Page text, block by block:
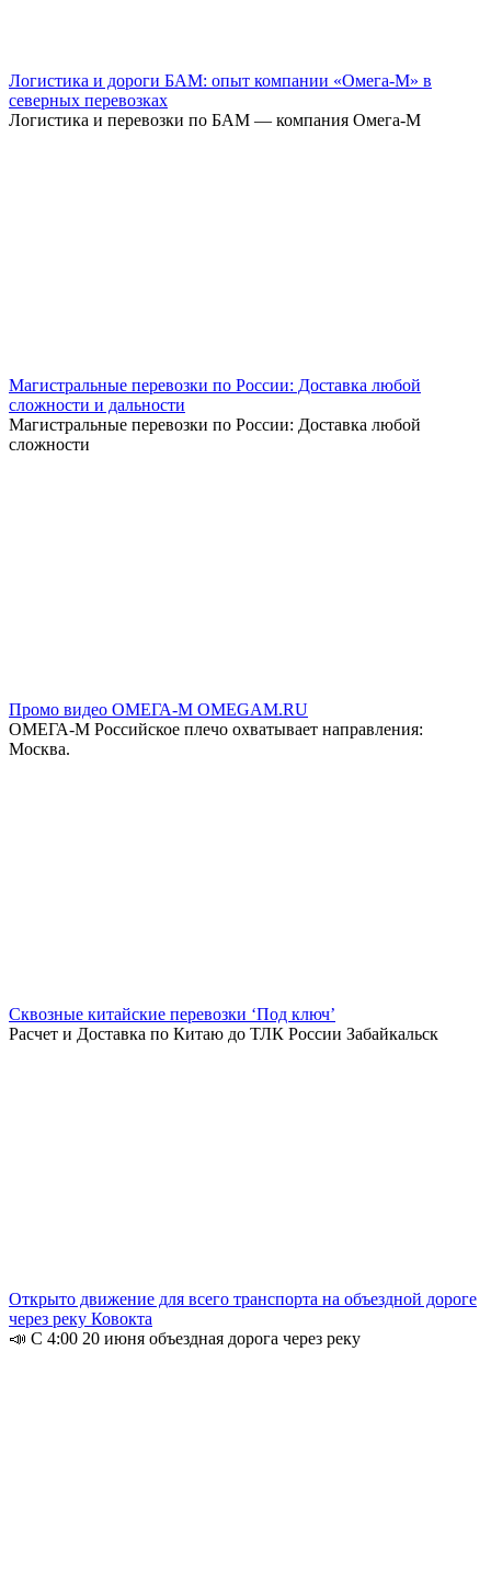
Логистика и дороги БАМ: опыт компании «Омега-М» в
северных перевозках
Логистика и перевозки по БАМ — компания Омега-М
Магистральные перевозки по России: Доставка любой
сложности и дальности
Магистральные перевозки по России: Доставка любой
сложности
Промо видео ОМЕГА-М OMEGAM.RU
ОМЕГА-М Российское плечо охватывает направления:
Москва.
Сквозные китайские перевозки ‘Под ключ’
Расчет и Доставка по Китаю до ТЛК России Забайкальск
Открыто движение для всего транспорта на объездной дороге
через реку Ковокта
📣 С 4:00 20 июня объездная дорога через реку